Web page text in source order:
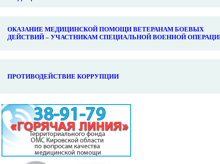
ОКАЗАНИЕ МЕДИЦИНСКОЙ ПОМОЩИ ВЕТЕРАНАМ БОЕВЫХ
ДЕЙСТВИЙ – УЧАСТНИКАМ СПЕЦИАЛЬНОЙ ВОЕННОЙ
ПРОТИВОДЕЙСТВИЕ КОРРУПЦИИ